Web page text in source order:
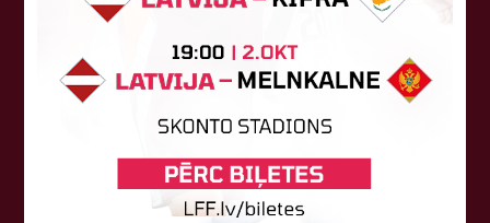
Sponsori